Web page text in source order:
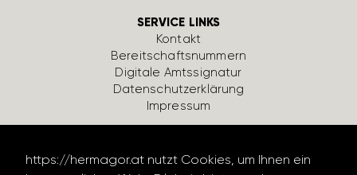
https://hermagor.at nutzt Cookies, um Ihnen ein
SERVICE LINKS
Kontakt
Bereit­schafts­num­mern
Digi­tale Amts­si­gnatur
Daten­schutz­er­klä­rung
Impressum